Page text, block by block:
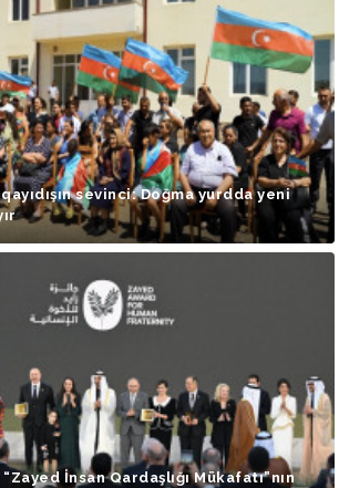
sevinci: Doğma yurdda yeni
İnsan Qardaşlığı Mükafatı”nın